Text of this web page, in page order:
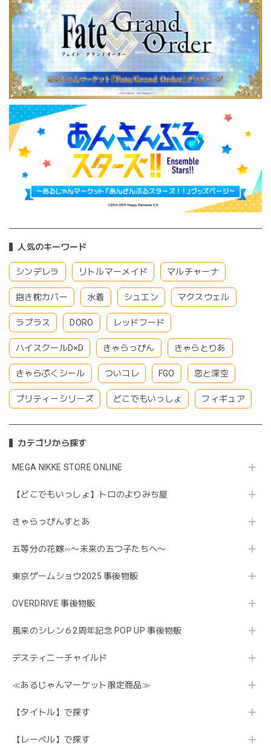
人気のキーワード
シンデレラ リトルマーメイド マルチャーナ
抱き枕カバー 水着 シュエン マクスウェル
ラプラス DORO レッドフード
ハイスクールD×D きゃらっぴん きゃらとりあ
きゃらぷくシール ついコレ FGO 恋と深空
プリティーシリーズ どこでもいっしょ フィギュア
カテゴリから探す
MEGA NIKKE STORE ONLINE
【どこでもいっしょ】トロのよりみち屋
きゃらっぴんすとあ
五等分の花嫁∽〜未来の五つ子たちへ〜
東京ゲームショウ2025 事後物販
OVERDRIVE 事後物販
風来のシレン６2周年記念 POP UP 事後物販
デスティニーチャイルド
≪あるじゃんマーケット限定商品≫
【タイトル】で探す
【レーベル】で探す